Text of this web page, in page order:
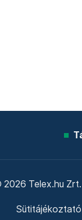
Telex.hu Zrt.
Sütitájékoztató